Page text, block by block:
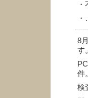
8
す。
件。
検